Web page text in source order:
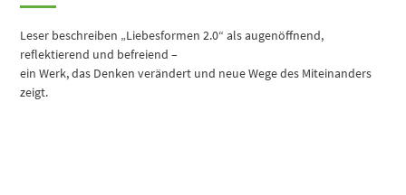
Leser beschreiben „Liebesformen 2.0“ als augenöffnend,
reflektierend und befreiend –
ein Werk, das Denken verändert und neue Wege des Miteinanders
zeigt.